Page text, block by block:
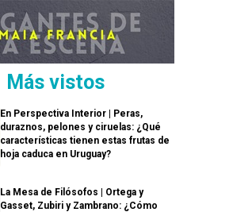
Más vistos
En Perspectiva Interior | Peras,
duraznos, pelones y ciruelas: ¿Qué
características tienen estas frutas de
hoja caduca en Uruguay?
La Mesa de Filósofos | Ortega y
Gasset, Zubiri y Zambrano: ¿Cómo